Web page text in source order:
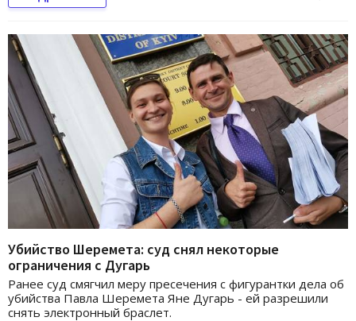
Убийство Шеремета: суд снял некоторые
ограничения с Дугарь
Ранее суд смягчил меру пресечения с фигурантки дела об
убийства Павла Шеремета Яне Дугарь - ей разрешили
снять электронный браслет.